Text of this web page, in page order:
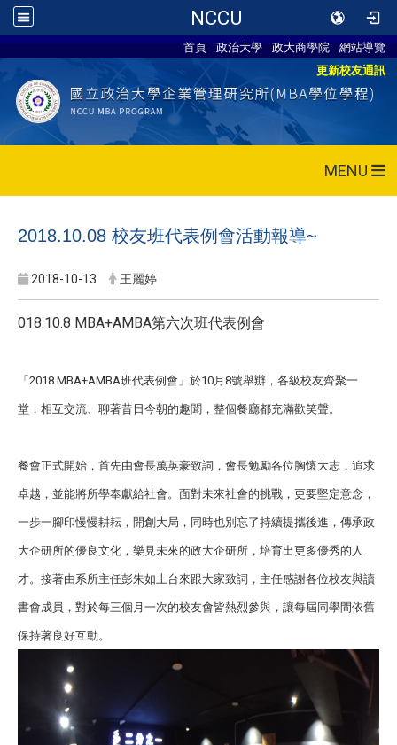
NCCU
首頁 政治大學 政大商學院
網站導覽
更新校友通訊
MENU
2018.10.08 校友班代表例會活動報導~
2018-10-13 王麗婷
018.10.8 MBA+AMBA第六次班代表例會
「 2018 MBA+AMBA班代表例會」於10 月 8號舉辦，各級校友齊聚一
堂，相互交流、聊著昔日今朝的趣聞，整個餐廳都充滿歡笑聲。
餐會正式開始，首先由會長萬英豪致詞，會長勉勵各位胸懷大志，追求
卓越，並能將所學奉獻給社會。面對未來社會的挑戰，更要堅定意念，
一步一腳印慢慢耕耘，開創大局，同時也別忘了持續提攜後進，傳承政
大企研所的優良文化，樂見未來的政大企研所，培育出更多優秀的人
才。接著由系所主任彭朱如上台來跟大家致詞，主任感謝各位校友與讀
書會成員，對於每三個月一次的校友會皆熱烈參與，讓每屆同學間依舊
保持著良好互動。